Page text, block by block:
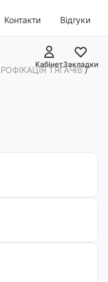
Контакти Відгуки
КабінетЗакладки
ТЯГАЧІВ /